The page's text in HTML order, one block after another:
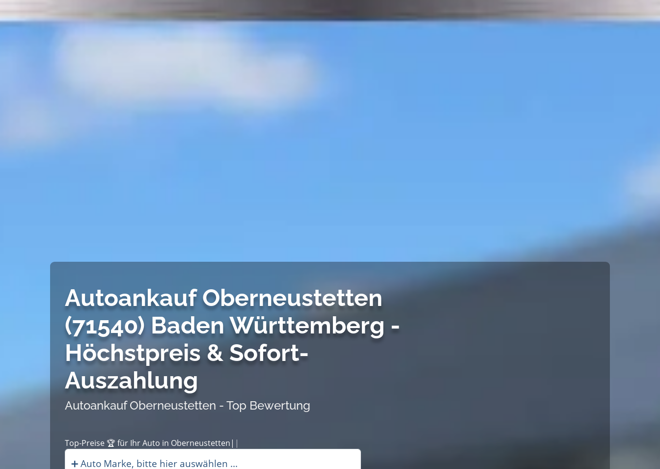
Autoankauf Oberneustetten
(71540) Baden Württemberg -
Höchstpreis & Sofort-
Auszahlung
Autoankauf Oberneustetten - Top Bewertung
Top-Preise 🏆 für I|